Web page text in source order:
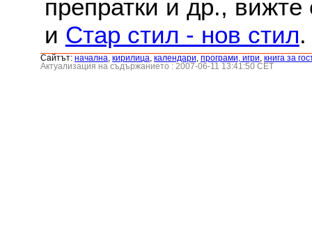
препратки и др.,
и Стар стил - нов стил.
Сайтът: началнa кирилица календари програми, игри книга за
Актуализация на съдържанието : 2007-06-11 13:41:50 CET